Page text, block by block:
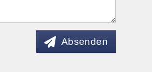
Absenden